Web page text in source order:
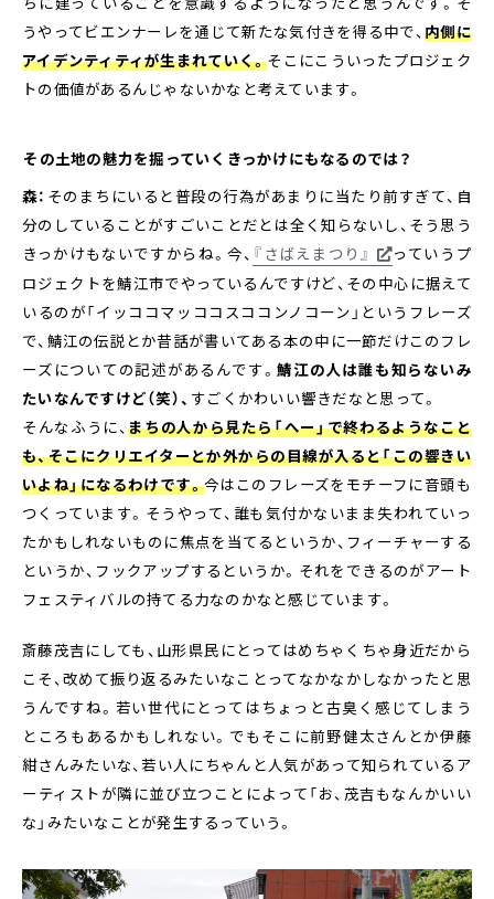
うやってビエンナーレを通じて新たな気付きを得る中で、内側に
アイデンティティが生まれていく。そこにこういったプロジェク
トの価値があるんじゃないかなと考えています。
――その土地の魅力を掘っていくきっかけにもなるのでは？
森： そのまちにいると普段の行為があまりに当たり前すぎて、自
分のしていることがすごいことだとは全く知らないし、そう思う
きっかけもないですからね。今、 『さばえまつり』
っていうプ
ロジェクトを鯖江市でやっているんですけど、その中心に据えて
いるのが「イッココマッココスココンノコーン」というフレーズ
で、鯖江の伝説とか昔話が書いてある本の中に一節だけこのフレ
ーズについての記述があるんです。鯖江の人は誰も知らないみ
たいなんですけど（笑）、 すごくかわいい響きだなと思って。
そんなふうに、まちの人から見たら「へー」で終わるようなこと
も、そこにクリエイターとか外からの目線が入ると「この響きい
いよね」になるわけです。今はこのフレーズをモチーフに音頭も
つくっています。そうやって、誰も気付かないまま失われていっ
たかもしれないものに焦点を当てるというか、フィーチャーする
というか、フックアップするというか。それをできるのがアート
フェスティバルの持てる力なのかなと感じています。
斎藤茂吉にしても、山形県民にとってはめちゃくちゃ身近だから
こそ、改めて振り返るみたいなことってなかなかしなかったと思
うんですね。若い世代にとってはちょっと古臭く感じてしまう
ところもあるかもしれない。でもそこに前野健太さんとか伊藤
紺さんみたいな、若い人にちゃんと人気があって知られているア
ーティストが隣に並び立つことによって「お、茂吉もなんかいい
な」みたいなことが発生するっていう。